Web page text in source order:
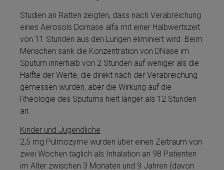
Studien an Ratten zeigten, dass nach Ver­ab­rei­chung
ei­nes Aerosols Dor­nase al­fa mit ei­ner Halbwertszeit
von 11 Stunden aus den Lungen eliminiert wird. Beim
Men­schen sank die Kon­zen­tra­tion von DNase im
Sputum innerhalb von 2 Stunden auf weni­ger als die
Hälfte der Werte, die direkt nach der Ver­ab­rei­chung
ge­mes­sen wurden, aber die Wirkung auf die
Rheologie des Sputums hielt länger als 12 Stunden
an.
Kinder und Jugendliche
2,5 mg Pulmozyme­ wurden über einen Zeitraum von
zwei Wochen täglich als Inhalation an 98 Patienten
im Alter zwischen 3 Monaten und 9 Jahren (davon